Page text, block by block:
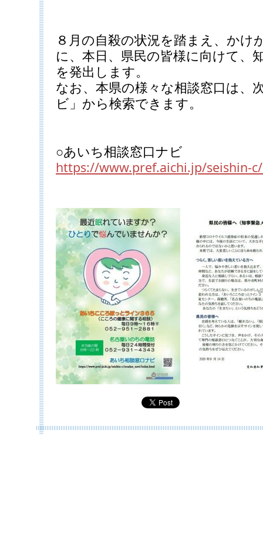
８月の自殺の状況を踏まえ、かけ
に、本日、県民の皆様に向けて、
を発出します。
なお、本県の様々な相談窓口は、
ビ」から検索できます。
○あいち相談窓口ナビ
https://www.pref.aichi.jp/seishin-